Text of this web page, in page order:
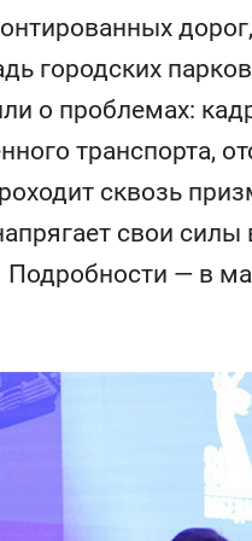
городских
о проблемах:
транспорта,
сквозь
свои силы
Подробности — в